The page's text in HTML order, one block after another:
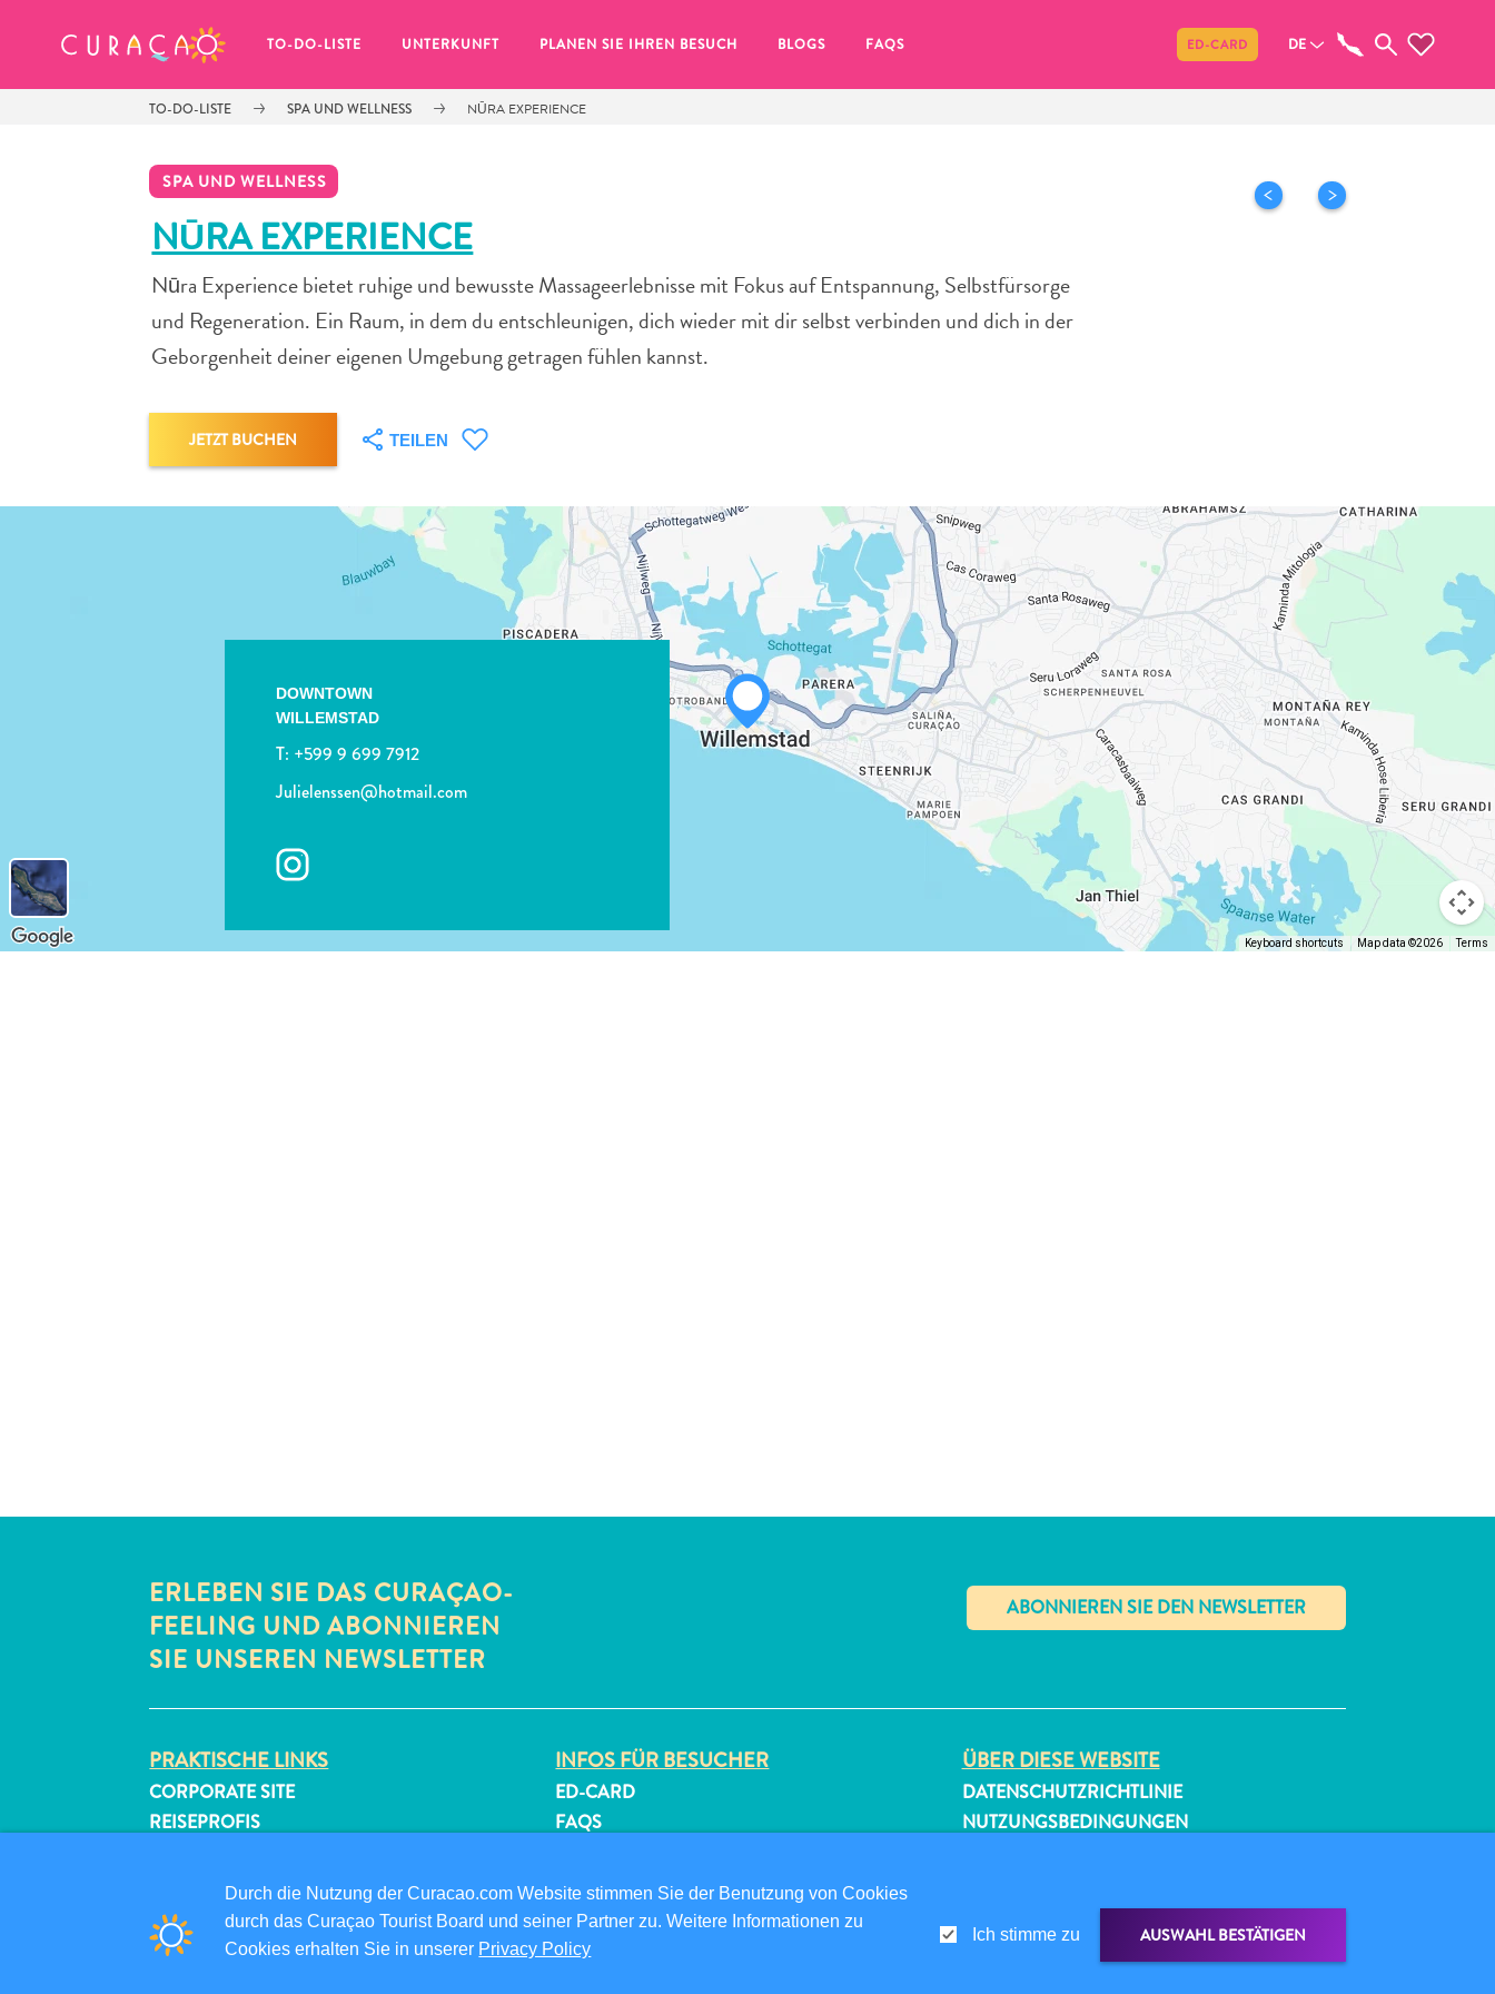
TO-DO-LISTE UNTERKUNFT PLANEN SIE IHREN BESUCH BLOGS FAQS ED-CARD DE
TO-DO-LISTE SPA UND WELLNESS NŪRA EXPERIENCE
SPA UND WELLNESS
NŪRA EXPERIENCE
Nūra Experience bietet ruhige und bewusste Massageerlebnisse mit Fokus auf Entspannung, Selbstfürsorge
und Regeneration. Ein Raum, in dem du entschleunigen, dich wieder mit dir selbst verbinden und dich in der
Geborgenheit deiner eigenen Umgebung getragen fühlen kannst.
JETZT BUCHEN TEILEN
WHATSAPP
DOWNTOWN
WILLEMSTAD
T: +599 9 699 7912
Julielenssen@hotmail.com
Keyboard shortcuts Map data ©2026 Terms
ERLEBEN SIE DAS CURAÇAO-
FEELING UND ABONNIEREN
SIE UNSEREN NEWSLETTER
✕
PRAKTISCHE LINKS
CORPORATE SITE
REISEPROFIS
IHR EVENT EINREICHEN
INFOS FÜR BESUCHER
ED-CARD
FAQS
EVENTS
ONLINE-BROSCHÜRE
ÜBER DIESE WEBSITE
DATENSCHUTZRICHTLINIE
NUTZUNGSBEDINGUNGEN
Durch die Nutzung der Curacao.com Website stimmen Sie der Benutzung von Cookies
durch das Curaçao Tourist Board und seiner Partner zu. Weitere Informationen zu
Cookies erhalten Sie in unserer Privacy Policy
Ich stimme zu AUSWAHL BESTÄTIGEN
MEINE FAVORITEN Teilen
Es schaut so aus, als ob Sie noch
keine Lieblingsorte in Curaçao
gespeichert haben.
Wenn Sie etwas für später speichern möchten, klicken Sie auf das